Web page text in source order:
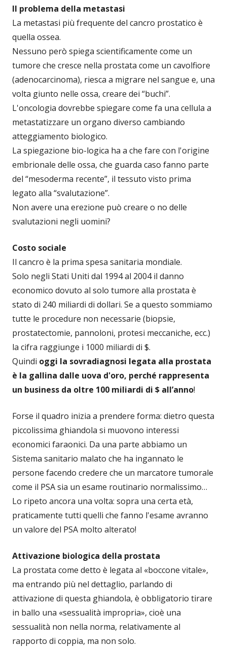
Il problema della metastasi
La metastasi più frequente del cancro prostatico è
quella ossea.
Nessuno però spiega scientificamente come un
tumore che cresce nella prostata come un cavolfiore
(adenocarcinoma), riesca a migrare nel sangue e, una
volta giunto nelle ossa, creare dei “buchi”.
L'oncologia dovrebbe spiegare come fa una cellula a
metastatizzare un organo diverso cambiando
atteggiamento biologico.
La spiegazione bio-logica ha a che fare con l'origine
embrionale delle ossa, che guarda caso fanno parte
del “mesoderma recente”, il tessuto visto prima
legato alla “svalutazione”.
Non avere una erezione può creare o no delle
svalutazioni negli uomini?
Costo sociale
Il cancro è la prima spesa sanitaria mondiale.
Solo negli Stati Uniti dal 1994 al 2004 il danno
economico dovuto al solo tumore alla prostata è
stato di 240 miliardi di dollari. Se a questo sommiamo
tutte le procedure non necessarie (biopsie,
prostatectomie, pannoloni, protesi meccaniche, ecc.)
la cifra raggiunge i 1000 miliardi di $.
Quindi oggi la sovradiagnosi legata alla prostata
è la gallina dalle uova d'oro, perché rappresenta
un business da oltre 100 miliardi di $ all’anno!
Forse il quadro inizia a prendere forma: dietro questa
piccolissima ghiandola si muovono interessi
economici faraonici. Da una parte abbiamo un
Sistema sanitario malato che ha ingannato le
persone facendo credere che un marcatore tumorale
come il PSA sia un esame routinario normalissimo…
Lo ripeto ancora una volta: sopra una certa età,
praticamente tutti quelli che fanno l'esame avranno
un valore del PSA molto alterato!
Attivazione biologica della prostata
La prostata come detto è legata al «boccone vitale»,
ma entrando più nel dettaglio, parlando di
attivazione di questa ghiandola, è obbligatorio tirare
in ballo una «sessualità impropria», cioè una
sessualità non nella norma, relativamente al
rapporto di coppia, ma non solo.